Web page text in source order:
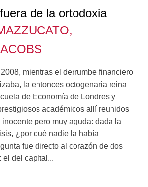
de la ortodoxia
mientras el derrumbe financiero
la entonces octogenaria reina
de Economía de Londres y
académicos allí reunidos
pero muy aguda: dada la
¿por qué nadie la había
fue directo al corazón de dos
el del capital...